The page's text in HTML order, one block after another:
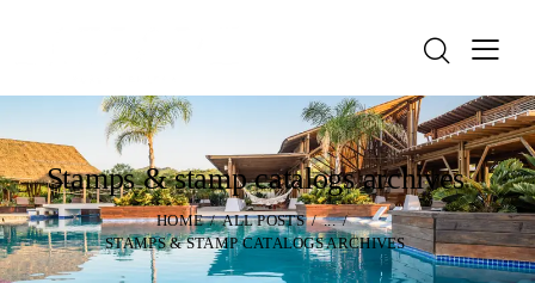
Stamps & stamp catalogs archives
HOME ALL POSTS
...
STAMPS & STAMP CATALOGS ARCHIVES